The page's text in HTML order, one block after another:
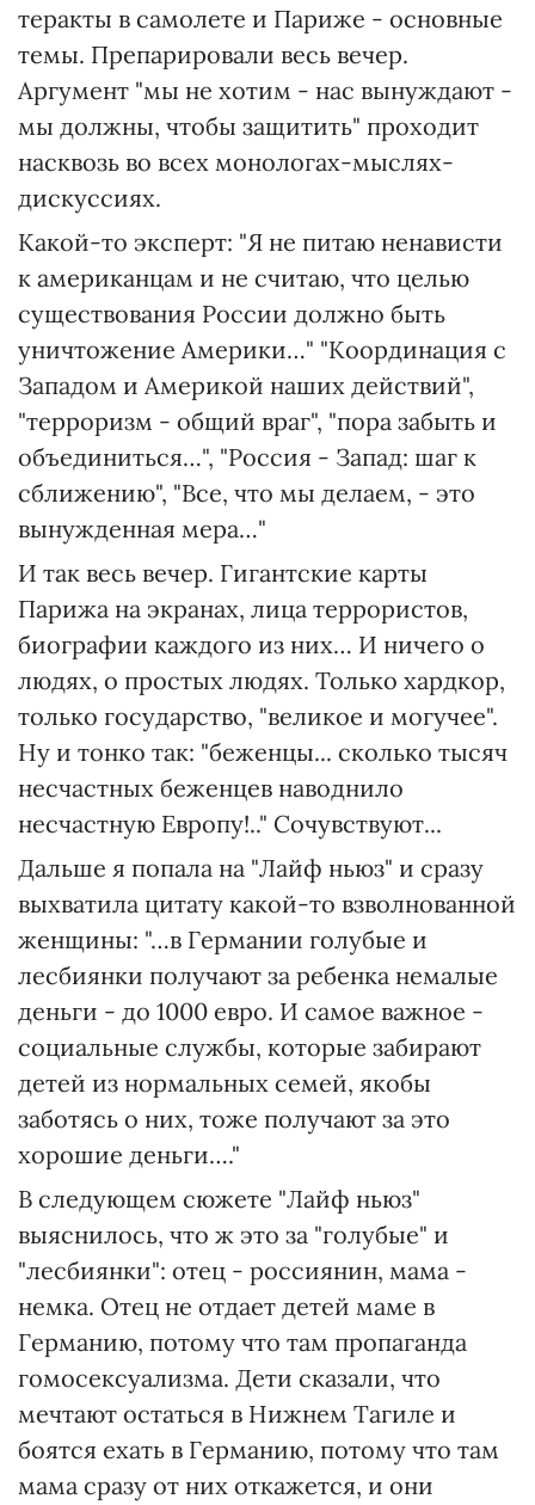
теракты в самолете и Париже - основные
темы. Препарировали весь вечер.
Аргумент "мы не хотим - нас вынуждают -
мы должны, чтобы защитить" проходит
насквозь во всех монологах-мыслях-
дискуссиях.
Какой-то эксперт: "Я не питаю ненависти
к американцам и не считаю, что целью
существования России должно быть
уничтожение Америки…" "Координация с
Западом и Америкой наших действий",
"терроризм - общий враг", "пора забыть и
объединиться…", "Россия - Запад: шаг к
сближению", "Все, что мы делаем, - это
вынужденная мера…"
И так весь вечер. Гигантские карты
Парижа на экранах, лица террористов,
биографии каждого из них… И ничего о
людях, о простых людях. Только хардкор,
только государство, "великое и могучее".
Ну и тонко так: "беженцы... сколько тысяч
несчастных беженцев наводнило
несчастную Европу!.." Сочувствуют...
Дальше я попала на "Лайф ньюз" и сразу
выхватила цитату какой-то взволнованной
женщины: "…в Германии голубые и
лесбиянки получают за ребенка немалые
деньги - до 1000 евро. И самое важное -
социальные службы, которые забирают
детей из нормальных семей, якобы
заботясь о них, тоже получают за это
хорошие деньги…."
В следующем сюжете "Лайф ньюз"
выяснилось, что ж это за "голубые" и
"лесбиянки": отец - россиянин, мама -
немка. Отец не отдает детей маме в
Германию, потому что там пропаганда
гомосексуализма. Дети сказали, что
мечтают остаться в Нижнем Тагиле и
боятся ехать в Германию, потому что там
мама сразу от них откажется, и они